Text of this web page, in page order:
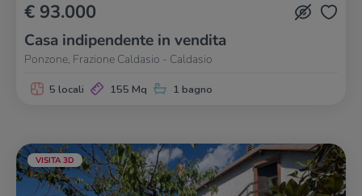
€ 93.000
Casa indipendente in vendita
Ponzone, Frazione Caldasio - Caldasio
5 locali 155 Mq 1 bagno
VISITA 3D